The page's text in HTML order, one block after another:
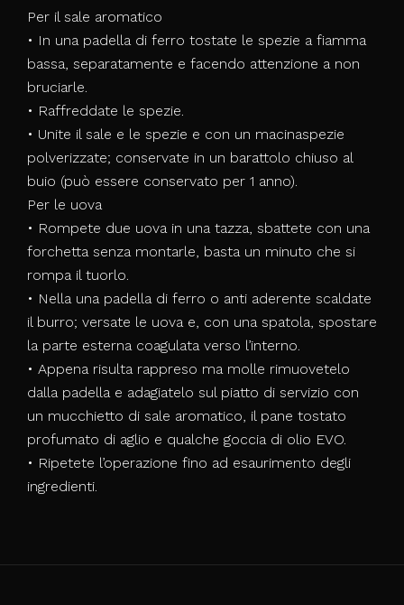
Per il sale aromatico
• In una padella di ferro tostate le spezie a fiamma
bassa, separatamente e facendo attenzione a non
bruciarle.
• Raffreddate le spezie.
• Unite il sale e le spezie e con un macinaspezie
polverizzate; conservate in un barattolo chiuso al
buio (può essere conservato per 1 anno).
Per le uova
• Rompete due uova in una tazza, sbattete con una
forchetta senza montarle, basta un minuto che si
rompa il tuorlo.
• Nella una padella di ferro o anti aderente scaldate
il burro; versate le uova e, con una spatola, spostare
la parte esterna coagulata verso l’interno.
• Appena risulta rappreso ma molle rimuovetelo
dalla padella e adagiatelo sul piatto di servizio con
un mucchietto di sale aromatico, il pane tostato
profumato di aglio e qualche goccia di olio EVO.
• Ripetete l’operazione fino ad esaurimento degli
ingredienti.